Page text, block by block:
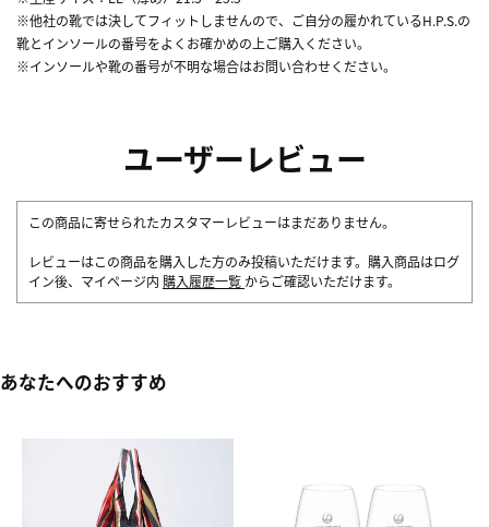
※他社の靴では決してフィットしませんので、ご自分の履かれているH.P.S.の
靴とインソールの番号をよくお確かめの上ご購入ください。
※インソールや靴の番号が不明な場合はお問い合わせください。
ユーザーレビュー
この商品に寄せられたカスタマーレビューはまだありません。
レビューはこの商品を購入した方のみ投稿いただけます。購入商品はログ
イン後、マイページ内 購入履歴一覧 からご確認いただけます。
あなたへのおすすめ